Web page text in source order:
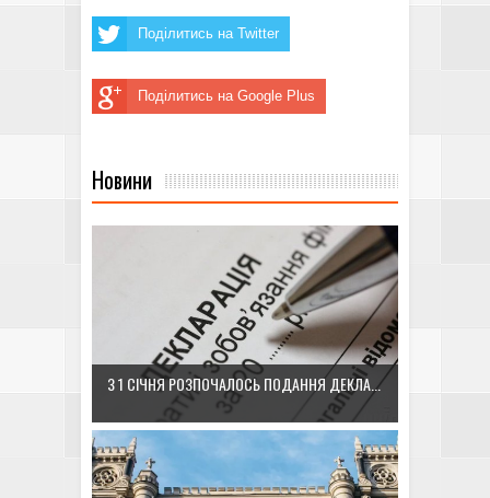
Поділитись на Twitter
Поділитись на Google Plus
Новини
З 1 СІЧНЯ РОЗПОЧАЛОСЬ ПОДАННЯ ДЕКЛА...